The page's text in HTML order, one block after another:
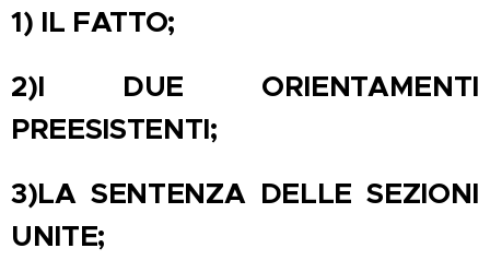
1) IL FATTO;
2)I DUE ORIENTAMENTI
PREESISTENTI;
3)LA SENTENZA DELLE SEZIONI
UNITE;